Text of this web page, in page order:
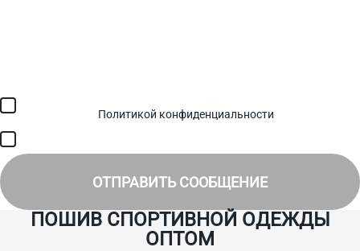
Политикой конфиденциальности
ОТПРАВИТЬ СООБЩЕНИЕ
ПОШИВ СПОРТИВНОЙ ОДЕЖДЫ
ОПТОМ